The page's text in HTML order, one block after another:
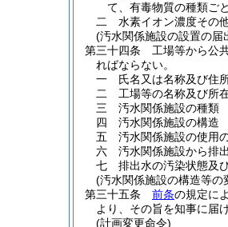
て、有毒物質の種類ご
二
水素イオン濃度その
(汚水関係施設の設置の届
第三十四条
工場等から公
ればならない。
一
氏名又は名称及び住
二
工場等の名称及び所
三
汚水関係施設の種類
四
汚水関係施設の構造
五
汚水関係施設の使用
六
汚水関係施設から排
七
排出水の汚染状態及
(汚水関係施設の構造等の
第三十五条
前条の規定に
より、その旨を知事に届
(計画変更命令)